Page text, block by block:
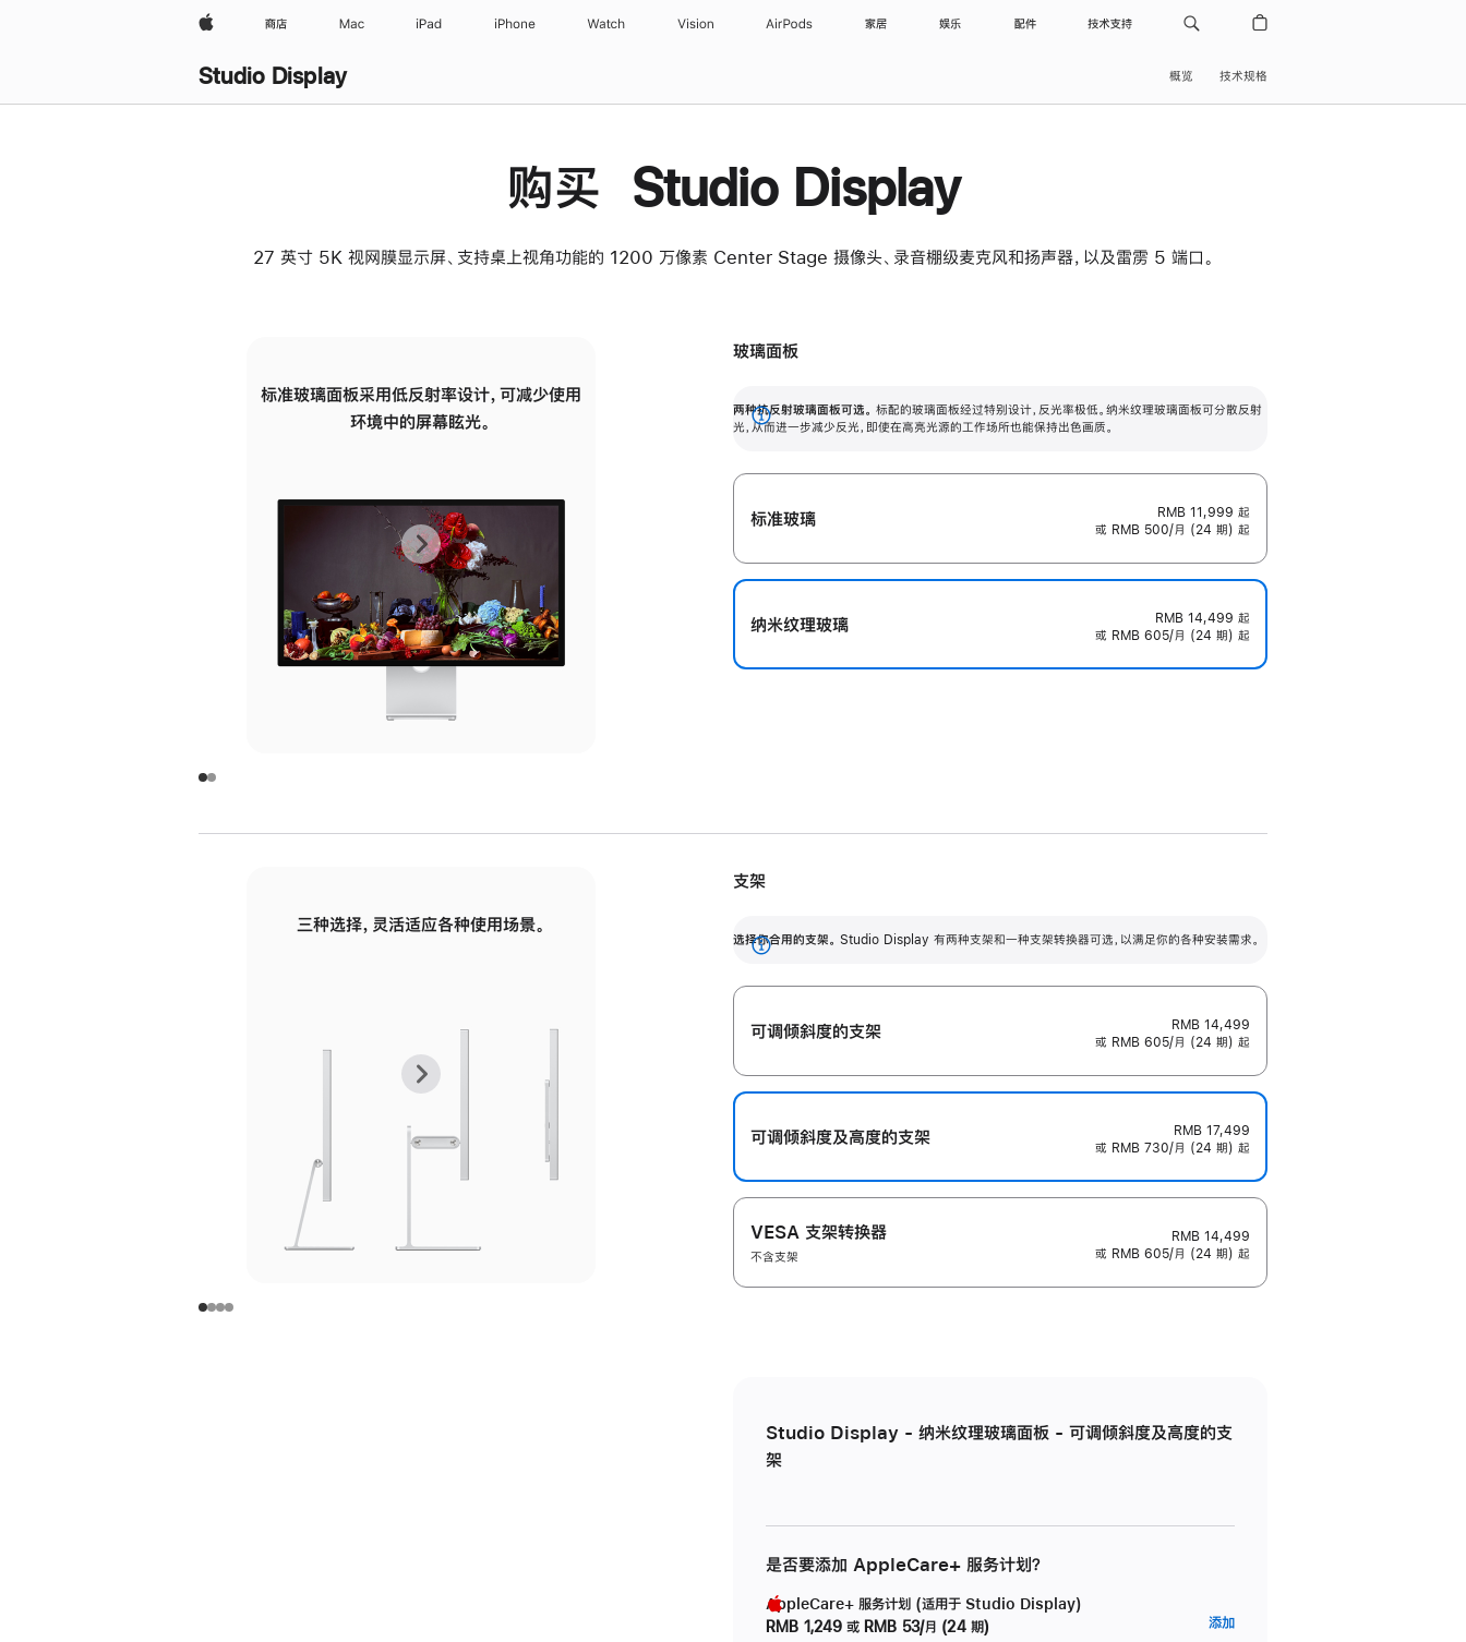
Apple 商店 Mac iPad iPhone Watch Vision AirPods 家居 娱乐 配件 技术支持
Studio Display 概览 技术规格
购买 Studio Display
27 英寸 5K 视网膜显示屏、支持桌上视角功能的 1200 万像素 Center Stage 摄像头、录音棚级麦克风和扬声器，以及雷雳 5 端口。
标准玻璃面板采用低反射率设计，可减少使用
环境中的屏幕眩光。
有高亮光源的场所使用，也能保持出色画质。
上
一
张
图
面
下
一
张
图
面
玻璃面板
两种抗反射玻璃面板可选。 标配的玻璃面板经过特别设计，反光率极低。纳米纹理玻璃面板可分散反射
光，从而进一步减少反光，即使在高亮光源的工作场所也能保持出色画质。
展
标准玻璃 RMB 11,999 起
或 RMB 500/月 (24 期) 起
纳米纹理玻璃 RMB 14,499 起
或 RMB 605/月 (24 期) 起
三种选择，灵活适应各种使用场景。
调节范围。
毫米的高度调节范围。
上
张
下
张
支架
选择你合用的支架。 Studio Display 有两种支架和一种支架转换器可选，以满足你的各种安装需求。
展
开
可调倾斜度的支架
RMB 14,499
或 RMB 605/月 (24 期) 起
可调倾斜度及高‍度的支‍架
RMB 17,499
或 RMB 730/月 (24 期) 起
VESA 支架转换器
不含支架
RMB 14,499
或 RMB 605/月 (24 期) 起
Studio Display - 纳米纹理玻璃面板 - 可调倾斜度及高度的支
架
是否要添加 AppleCare+ 服务计划？
AppleCare+ 服务计划 (适用于 Studio Display)
RMB 1,249 或 RMB 53/月 (24 期)
添加